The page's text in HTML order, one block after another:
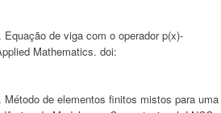
de viga com o operador p(x)-
Mathematics. doi:
de elementos finitos mistos para uma